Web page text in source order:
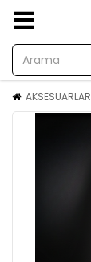
AKSESUARLAR